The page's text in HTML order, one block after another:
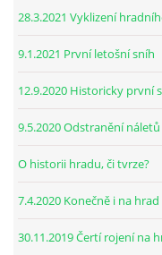
28.3.2021 Vyklizení
9.1.2021 První letošní sníh
12.9.2020 Historicky první
9.5.2020 Odstranění náletů
O historii hradu, či tvrze?
7.4.2020 Konečně i na
30.11.2019 Čertí rojení na